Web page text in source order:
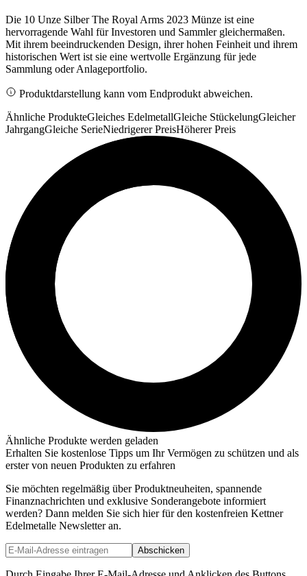
Die 10 Unze Silber The Royal Arms 2023 Münze ist eine
hervorragende Wahl für Investoren und Sammler gleichermaßen.
Mit ihrem beeindruckenden Design, ihrer hohen Feinheit und ihrem
historischen Wert ist sie eine wertvolle Ergänzung für jede
Sammlung oder Anlageportfolio.
Produktdarstellung kann vom Endprodukt abweichen.
Ähnliche ProdukteGleiches EdelmetallGleiche StückelungGleicher
JahrgangGleiche SerieNiedrigerer PreisHöherer Preis
Ähnliche Produkte werden geladen
Erhalten Sie kostenlose Tipps um Ihr Vermögen zu schützen und als
erster von neuen Produkten zu erfahren
Sie möchten regelmäßig über Produktneuheiten, spannende
Finanznachrichten und exklusive Sonderangebote informiert
werden? Dann melden Sie sich hier für den kostenfreien Kettner
Edelmetalle Newsletter an.
Abschicken